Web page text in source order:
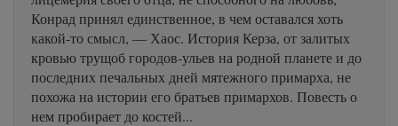
Конрад принял единственное, в чем оставался хоть
какой-то смысл, — Хаос. История Керза, от залитых
кровью трущоб городов-ульев на родной планете и до
последних печальных дней мятежного примарха, не
похожа на истории его братьев примархов. Повесть о
нем пробирает до костей...